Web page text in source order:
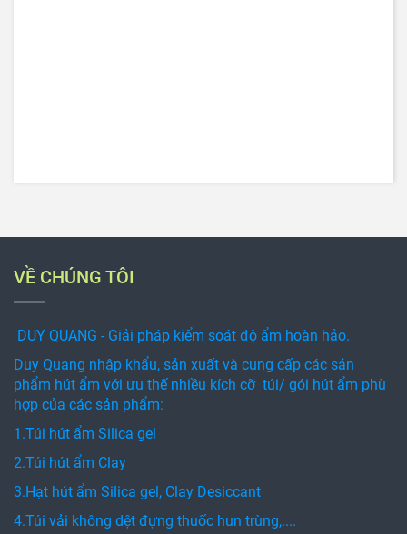
VỀ CHÚNG TÔI
DUY QUANG - Giải pháp kiểm soát độ ẩm hoàn hảo.
Duy Quang nhập khẩu, sản xuất và cung cấp các sản
phẩm hút ẩm với ưu thế nhiều kích cỡ túi/ gói hút ẩm phù
hợp của các sản phẩm:
1.Túi hút ẩm Silica gel
2.Túi hút ẩm Clay
3.Hạt hút ẩm Silica gel, Clay Desiccant
4.Túi vải không dệt đựng thuốc hun trùng,....